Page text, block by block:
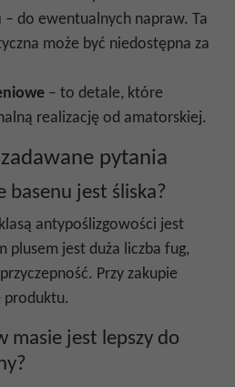
– do ewentualnych napraw. Ta
może być niedostępna za
– to detale, które
realizację od amatorskiej.
pytania
basenu jest śliska?
antypoślizgowości jest
plusem jest duża liczba fug,
Przy zakupie
produktu.
masie jest lepszy do